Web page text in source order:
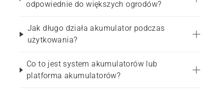
odpowiednie do większych ogrodów?
Jak długo działa akumulator podczas
użytkowania?
Co to jest system akumulatorów lub
platforma akumulatorów?